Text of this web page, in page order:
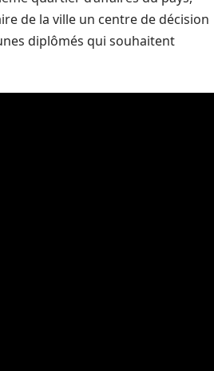
de la ville un centre de décision
diplômés qui souhaitent